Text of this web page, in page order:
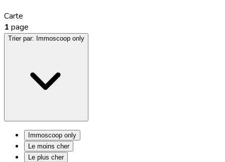
Carte
1 page
Trier par: Immoscoop only
Immoscoop only
Le moins cher
Le plus cher